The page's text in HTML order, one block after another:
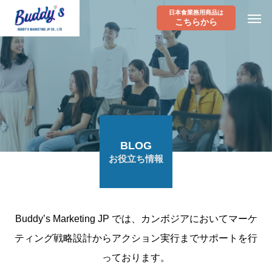
日本食業務用商品は
こちらから
BLOG
お役立ち情報
Buddy’s Marketing JP では、カンボジアにおいてマーケ
ティング戦略設計からアクション実行までサポートを行
っております。